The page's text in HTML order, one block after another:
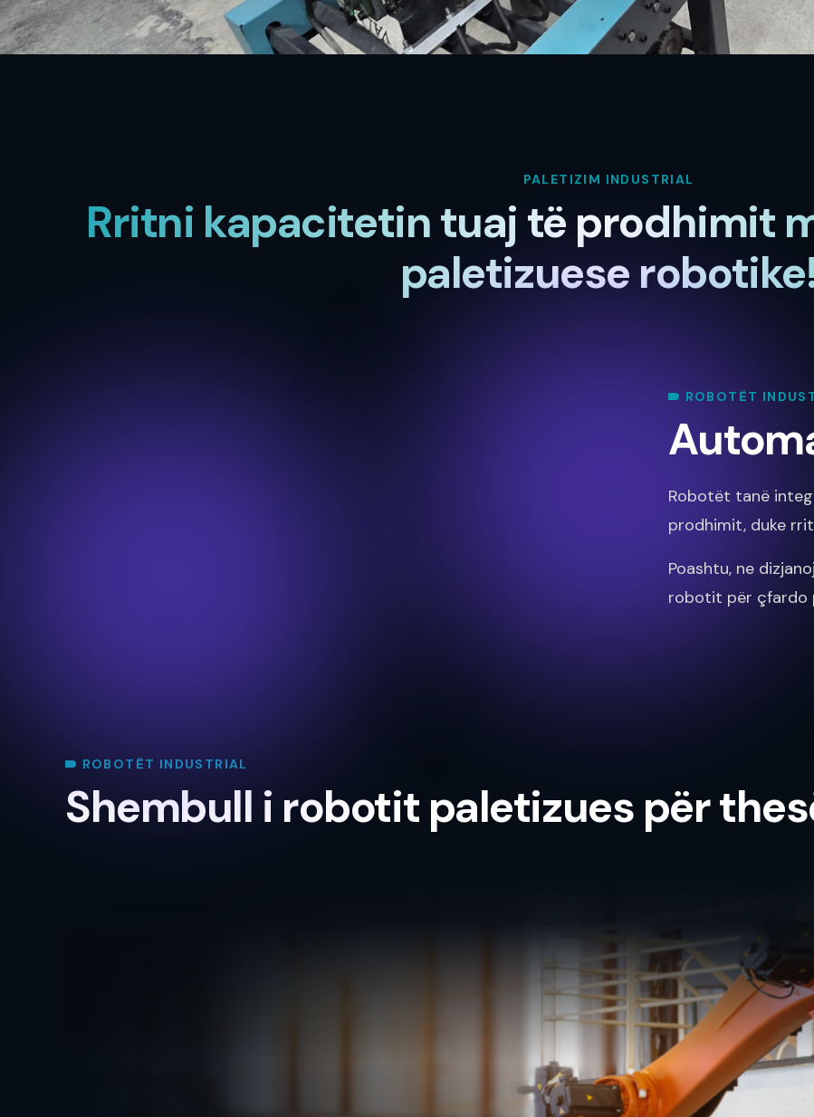
PALETIZIM INDUSTRIAL
Rritni kapacitetin tuaj të prodhimit
paletizuese
ROBOTËT
Robotët tanë
prodhimit, duke
Poashtu, ne
robotit për çfardo
ROBOTËT INDUSTRIAL
Shembull i robotit paletizues për